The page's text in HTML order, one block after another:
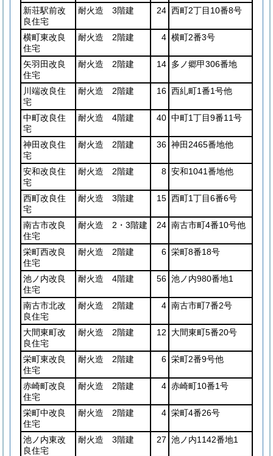
新荘駅前改
良住宅
耐火造 3階建 24 西町2丁目10番8号
横町東改良
住宅
耐火造 2階建 4 横町2番3号
矢羽田改良
住宅
耐火造 2階建 14 多ノ郷甲306番地
川端改良住
宅
耐火造 2階建 16 西糺町1番1号他
中町改良住
宅
耐火造 4階建 40 中町1丁目9番11号
神田改良住
宅
耐火造 2階建 36 神田2465番地他
安和改良住
宅
耐火造 2階建 8 安和1041番地他
西町改良住
宅
耐火造 3階建 15 西町1丁目6番6号
南古市改良
住宅
耐火造 2・3階建 24 南古市町4番10号他
栄町西改良
住宅
耐火造 2階建 6 栄町8番18号
池ノ内改良
住宅
耐火造 4階建 56 池ノ内980番地1
南古市北改
良住宅
耐火造 2階建 4 南古市町7番2号
大間東町改
良住宅
耐火造 2階建 12 大間東町5番20号
栄町東改良
住宅
耐火造 2階建 6 栄町2番9号他
赤崎町改良
住宅
耐火造 2階建 4 赤崎町10番1号
栄町中改良
住宅
耐火造 2階建 4 栄町4番26号
池ノ内東改
良住宅
耐火造 3階建 27 池ノ内1142番地1